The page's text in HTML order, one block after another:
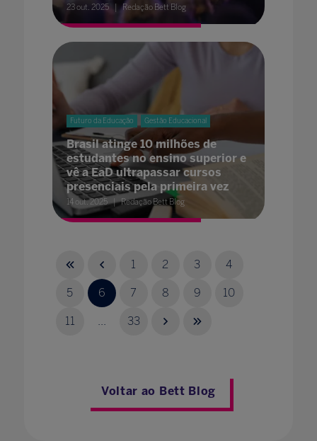
23 out. 2025 Redação Bett Blog
Futuro da Educação Gestão Educacional
Brasil atinge 10 milhões de
estudantes no ensino superior e
vê a EaD ultrapassar cursos
presenciais pela primeira vez
14 out. 2025 Redação Bett Blog
1 2 3 4
5 6 7 8 9 10
11 ... 33
Voltar ao Bett Blog